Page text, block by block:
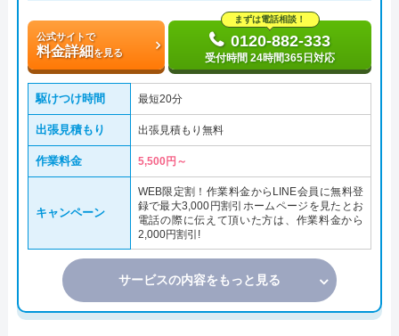
公式サイトで
料金詳細を見る
まずは電話相談！
0120-882-333
受付時間 24時間365日対応
駆けつけ時間 最短20分
出張見積もり 出張見積もり無料
作業料金 5,500円～
キャンペーン
WEB限定割！作業料金からLINE会員に無料登
録で最大3,000円割引ホームページを見たとお
電話の際に伝えて頂いた方は、作業料金から
2,000円割引!
サービスの内容をもっと見る